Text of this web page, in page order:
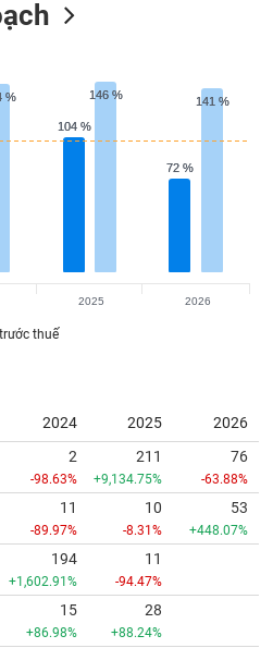
104 %
104 %
72 %
72 %
%
% 146 %
146 % 141 %
141 %
thuế
2025 2026
2024 2025
2026
2
-98.63%
211
+9,134.75%
76
-63.88%
11
-89.97%
10
-8.31%
53
+448.07%
194
+1,602.91%
11
-94.47%
15
+86.98%
28
+88.24%